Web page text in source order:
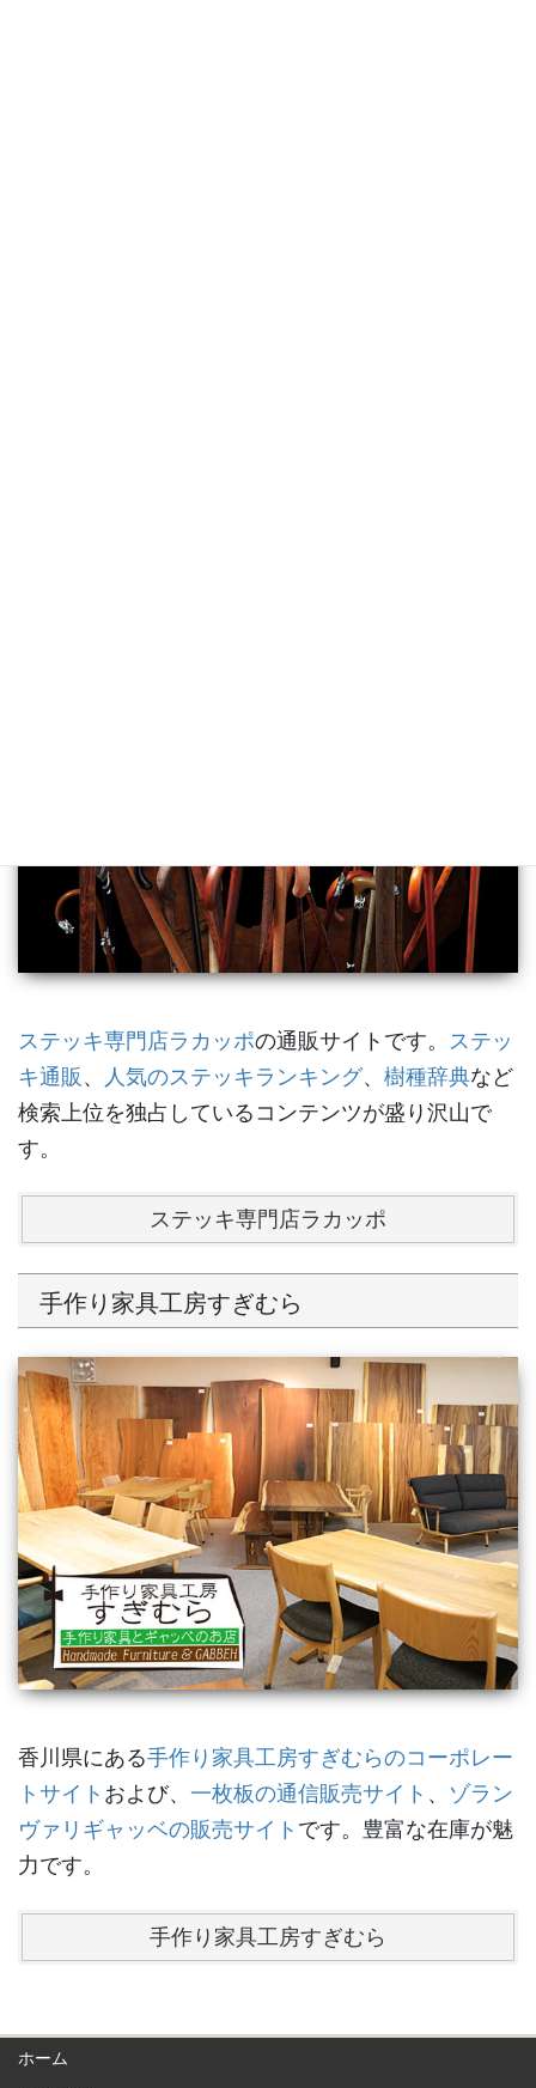
ステッキ専門店ラカッポの通販サイトです。
ステッ
キ通販 、 人気のステッキランキング、 樹種辞典など
検索上位を独占しているコンテンツが盛り沢山で
す。
ステッキ専門店ラカッポ
手作り家具工房すぎむら
香川県にある手作り家具工房すぎむらのコーポレー
トサイト および、 一枚板の通信販売サイト 、 ゾラン
ヴァリギャッベの販売サイト です。豊富な在庫が魅
力です。
手作り家具工房すぎむら
ホーム